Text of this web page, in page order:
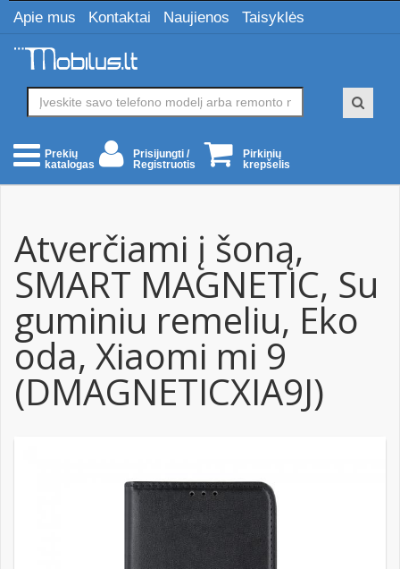
Apie mus Kontaktai Naujienos Taisyklės
Prekių
katalogas
Prisijungti /
Registruotis
Pirkinių
krepšelis
Atverčiami į šoną,
SMART MAGNETIC, Su
guminiu remeliu, Eko
oda, Xiaomi mi 9
(DMAGNETICXIA9J)